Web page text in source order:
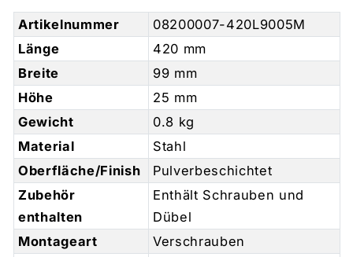
Artikelnummer
08200007-420L9005M
Länge
420 mm
Breite
99 mm
Höhe
25 mm
Gewicht
0.8 kg
Material
Stahl
Oberfläche/Finish
Pulverbeschichtet
Zubehör
enthalten
Enthält Schrauben und
Dübel
Montageart
Verschrauben